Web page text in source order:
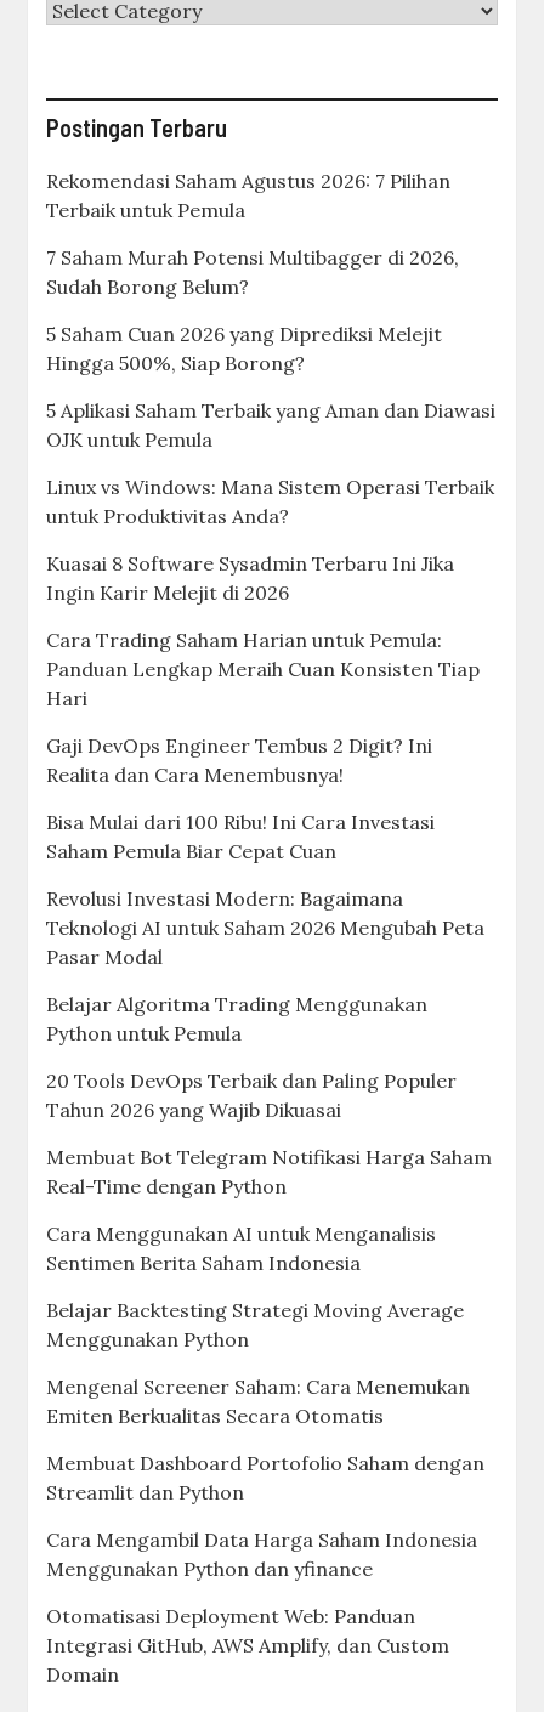
Categories
Postingan Terbaru
Rekomendasi Saham Agustus 2026: 7 Pilihan
Terbaik untuk Pemula
7 Saham Murah Potensi Multibagger di 2026,
Sudah Borong Belum?
5 Saham Cuan 2026 yang Diprediksi Melejit
Hingga 500%, Siap Borong?
5 Aplikasi Saham Terbaik yang Aman dan Diawasi
OJK untuk Pemula
Linux vs Windows: Mana Sistem Operasi Terbaik
untuk Produktivitas Anda?
Kuasai 8 Software Sysadmin Terbaru Ini Jika
Ingin Karir Melejit di 2026
Cara Trading Saham Harian untuk Pemula:
Panduan Lengkap Meraih Cuan Konsisten Tiap
Hari
Gaji DevOps Engineer Tembus 2 Digit? Ini
Realita dan Cara Menembusnya!
Bisa Mulai dari 100 Ribu! Ini Cara Investasi
Saham Pemula Biar Cepat Cuan
Revolusi Investasi Modern: Bagaimana
Teknologi AI untuk Saham 2026 Mengubah Peta
Pasar Modal
Belajar Algoritma Trading Menggunakan
Python untuk Pemula
20 Tools DevOps Terbaik dan Paling Populer
Tahun 2026 yang Wajib Dikuasai
Membuat Bot Telegram Notifikasi Harga Saham
Real-Time dengan Python
Cara Menggunakan AI untuk Menganalisis
Sentimen Berita Saham Indonesia
Belajar Backtesting Strategi Moving Average
Menggunakan Python
Mengenal Screener Saham: Cara Menemukan
Emiten Berkualitas Secara Otomatis
Membuat Dashboard Portofolio Saham dengan
Streamlit dan Python
Cara Mengambil Data Harga Saham Indonesia
Menggunakan Python dan yfinance
Otomatisasi Deployment Web: Panduan
Integrasi GitHub, AWS Amplify, dan Custom
Domain